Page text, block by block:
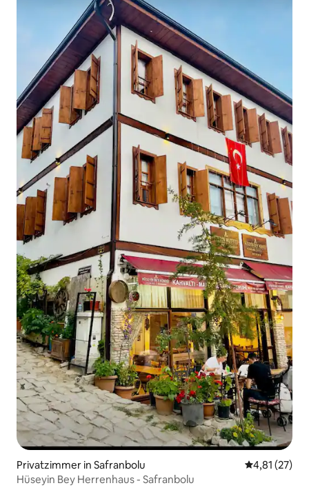
Privatzimmer in Safranbolu
4,81 (27)
Hüseyin Bey Herrenhaus - Safranbolu